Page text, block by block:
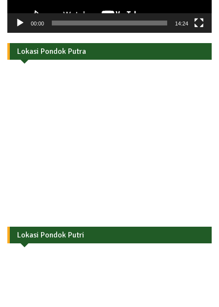
00:00 14:24
Lokasi Pondok Putra
Lokasi Pondok Putri